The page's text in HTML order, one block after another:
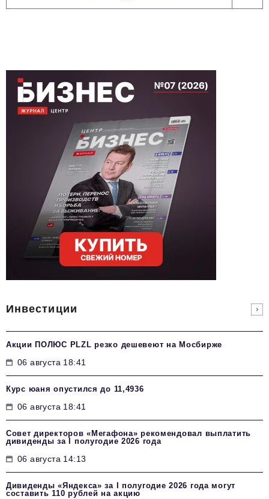
Инвестиции
Акции ПОЛЮС PLZL резко дешевеют на Мосбирже
06 августа 18:41
Курс юаня опустился до 11,4936
06 августа 18:41
Совет директоров «Мегафона» рекомендовал выплатить
дивиденды за I полугодие 2026 года
06 августа 14:13
Дивиденды «Яндекса» за I полугодие 2026 года могут
составить 110 рублей на акцию